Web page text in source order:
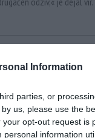
Information
parties, or
us, please use the
opt-out request is
information
razbojništvav
praktično in
vir v iranskih